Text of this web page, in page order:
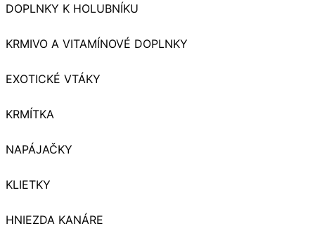
DOPLNKY K HOLUBNÍKU
KRMIVO A VITAMÍNOVÉ DOPLNKY
EXOTICKÉ VTÁKY
KRMÍTKA
NAPÁJAČKY
KLIETKY
HNIEZDA KANÁRE